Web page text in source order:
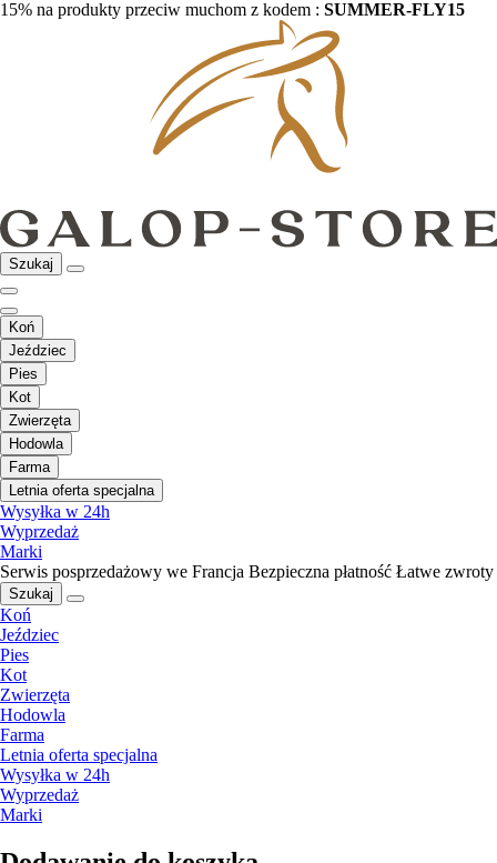
15% na produkty przeciw muchom z kodem : SUMMER-FLY15
Szukaj
Koń
Jeździec
Pies
Kot
Zwierzęta
Hodowla
Farma
Letnia oferta specjalna
Wysyłka w 24h
Wyprzedaż
Marki
Serwis posprzedażowy we Francja Bezpieczna płatność Łatwe zwroty
Szukaj
Koń
Jeździec
Pies
Kot
Zwierzęta
Hodowla
Farma
Letnia oferta specjalna
Wysyłka w 24h
Wyprzedaż
Marki